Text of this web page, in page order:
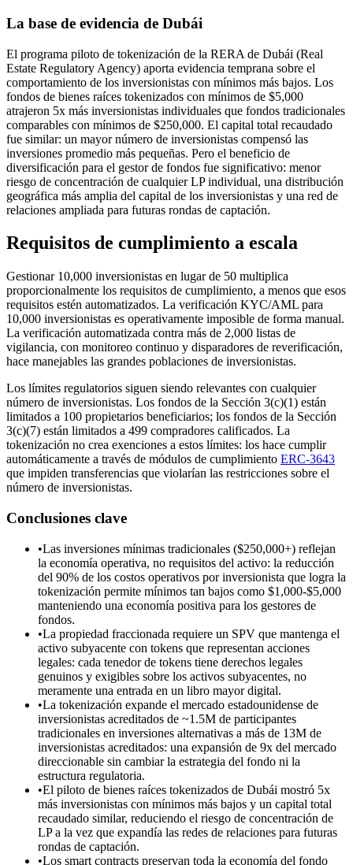
La base de evidencia de Dubái
El programa piloto de tokenización de la RERA de Dubái (Real
Estate Regulatory Agency) aporta evidencia temprana sobre el
comportamiento de los inversionistas con mínimos más bajos. Los
fondos de bienes raíces tokenizados con mínimos de $5,000
atrajeron 5x más inversionistas individuales que fondos tradicionales
comparables con mínimos de $250,000. El capital total recaudado
fue similar: un mayor número de inversionistas compensó las
inversiones promedio más pequeñas. Pero el beneficio de
diversificación para el gestor de fondos fue significativo: menor
riesgo de concentración de cualquier LP individual, una distribución
geográfica más amplia del capital de los inversionistas y una red de
relaciones ampliada para futuras rondas de captación.
Requisitos de cumplimiento a escala
Gestionar 10,000 inversionistas en lugar de 50 multiplica
proporcionalmente los requisitos de cumplimiento, a menos que esos
requisitos estén automatizados. La verificación KYC/AML para
10,000 inversionistas es operativamente imposible de forma manual.
La verificación automatizada contra más de 2,000 listas de
vigilancia, con monitoreo continuo y disparadores de reverificación,
hace manejables las grandes poblaciones de inversionistas.
Los límites regulatorios siguen siendo relevantes con cualquier
número de inversionistas. Los fondos de la Sección 3(c)(1) están
limitados a 100 propietarios beneficiarios; los fondos de la Sección
3(c)(7) están limitados a 499 compradores calificados. La
tokenización no crea exenciones a estos límites: los hace cumplir
automáticamente a través de módulos de cumplimiento ERC-3643
que impiden transferencias que violarían las restricciones sobre el
número de inversionistas.
Conclusiones clave
•Las inversiones mínimas tradicionales ($250,000+) reflejan
la economía operativa, no requisitos del activo: la reducción
del 90% de los costos operativos por inversionista que logra la
tokenización permite mínimos tan bajos como $1,000-$5,000
manteniendo una economía positiva para los gestores de
fondos.
•La propiedad fraccionada requiere un SPV que mantenga el
activo subyacente con tokens que representan acciones
legales: cada tenedor de tokens tiene derechos legales
genuinos y exigibles sobre los activos subyacentes, no
meramente una entrada en un libro mayor digital.
•La tokenización expande el mercado estadounidense de
inversionistas acreditados de ~1.5M de participantes
tradicionales en inversiones alternativas a más de 13M de
inversionistas acreditados: una expansión de 9x del mercado
direccionable sin cambiar la estrategia del fondo ni la
estructura regulatoria.
•El piloto de bienes raíces tokenizados de Dubái mostró 5x
más inversionistas con mínimos más bajos y un capital total
recaudado similar, reduciendo el riesgo de concentración de
LP a la vez que expandía las redes de relaciones para futuras
rondas de captación.
•Los smart contracts preservan toda la economía del fondo